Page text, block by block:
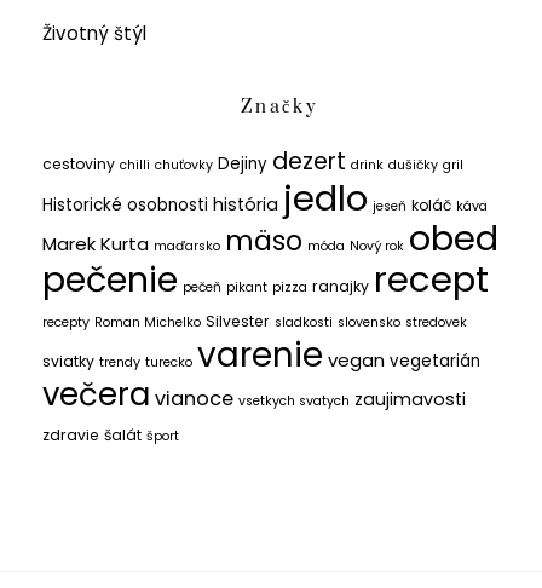
Životný štýl
Značky
cestoviny chilli chuťovky Dejiny dezert drink dušičky gril
Historické osobnosti história jedlo jeseň koláč káva
Marek Kurta maďarsko mäso móda Nový rok obed
pečenie pečeň pikant pizza ranajky recept
recepty Roman Michelko Silvester sladkosti slovensko stredovek
sviatky trendy turecko varenie vegan vegetarián
večera vianoce vsetkych svatych zaujimavosti
zdravie šalát šport